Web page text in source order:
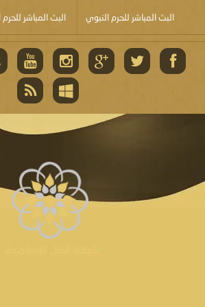
البث المباشر للحرم النبوي البث المباشر